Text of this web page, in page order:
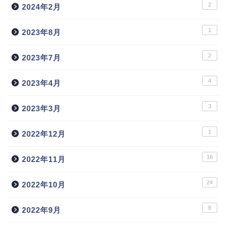
2024年2月 2
2023年8月 1
2023年7月 2
2023年4月 4
2023年3月 3
2022年12月 1
2022年11月 16
2022年10月 24
2022年9月 8